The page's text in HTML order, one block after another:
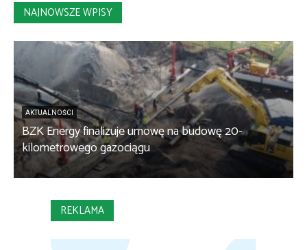
NAJNOWSZE WPISY
AKTUALNOŚCI
BZK Energy finalizuje umowę na budowę 20-
kilometrowego gazociągu
REKLAMA